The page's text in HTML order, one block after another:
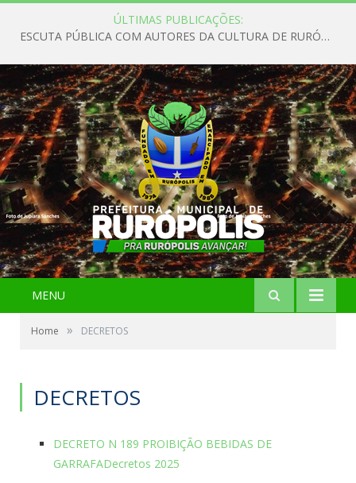
ÚLTIMAS PUBLICAÇÕES:
ESCUTA PÚBLICA COM AUTORES DA CULTURA DE RURÓPOLIS
MENU
Home » DECRETOS
DECRETOS
DECRETO N 189 PROIBIÇÃO BEBIDAS DE
GARRAFADecretos 2025